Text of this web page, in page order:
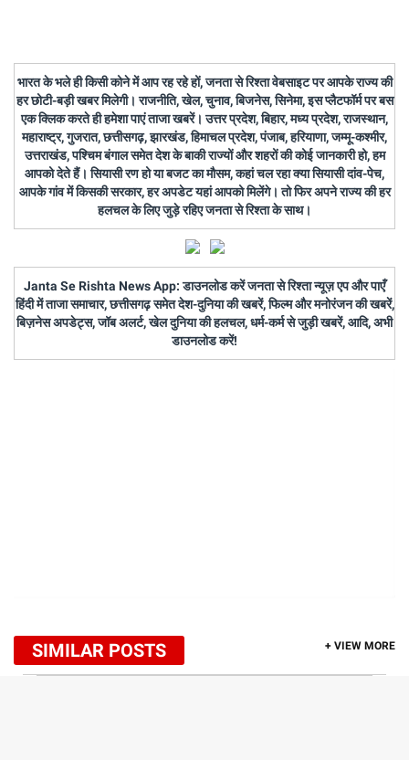
भारत के भले ही किसी कोने में आप रह रहे हों, जनता से रिश्ता वेबसाइट पर आपके राज्य की
हर छोटी-बड़ी खबर मिलेगी। राजनीति, खेल, चुनाव, बिजनेस, सिनेमा, इस प्लैटफॉर्म पर बस
एक क्लिक करते ही हमेशा पाएं ताजा खबरें। उत्तर प्रदेश, बिहार, मध्य प्रदेश, राजस्थान,
महाराष्ट्र, गुजरात, छत्तीसगढ़, झारखंड, हिमाचल प्रदेश, पंजाब, हरियाणा, जम्मू-कश्मीर,
उत्तराखंड, पश्चिम बंगाल समेत देश के बाकी राज्यों और शहरों की कोई जानकारी हो, हम
आपको देते हैं। सियासी रण हो या बजट का मौसम, कहां चल रहा क्या सियासी दांव-पेच,
आपके गांव में किसकी सरकार, हर अपडेट यहां आपको मिलेंगे। तो फिर अपने राज्य की हर
हलचल के लिए जुड़े रहिए जनता से रिश्ता के साथ।
Janta Se Rishta News App: डाउनलोड करें जनता से रिश्ता न्यूज़ एप और पाएँ
हिंदी में ताजा समाचार, छत्तीसगढ़ समेत देश-दुनिया की खबरें, फिल्म और मनोरंजन की खबरें,
बिज़नेस अपडेट्स, जॉब अलर्ट, खेल दुनिया की हलचल, धर्म-कर्म से जुड़ी खबरें, आदि, अभी
डाउनलोड करें!
SIMILAR POSTS + VIEW MORE